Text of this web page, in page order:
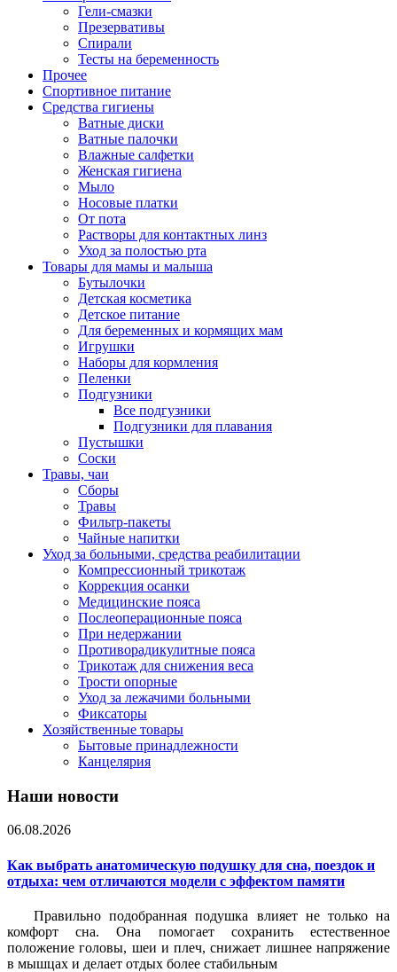
Гели-смазки
Презервативы
Спирали
Тесты на беременность
Прочее
Спортивное питание
Средства гигиены
Ватные диски
Ватные палочки
Влажные салфетки
Женская гигиена
Мыло
Носовые платки
От пота
Растворы для контактных линз
Уход за полостью рта
Товары для мамы и малыша
Бутылочки
Детская косметика
Детское питание
Для беременных и кормящих мам
Игрушки
Наборы для кормления
Пеленки
Подгузники
Все подгузники
Подгузники для плавания
Пустышки
Соски
Травы, чаи
Сборы
Травы
Фильтр-пакеты
Чайные напитки
Уход за больными, средства реабилитации
Компрессионный трикотаж
Коррекция осанки
Медицинские пояса
Послеоперационные пояса
При недержании
Противорадикулитные пояса
Трикотаж для снижения веса
Трости опорные
Уход за лежачими больными
Фиксаторы
Хозяйственные товары
Бытовые принадлежности
Канцелярия
Наши новости
06.08.2026
Как выбрать анатомическую подушку для сна, поездок и
отдыха: чем отличаются модели с эффектом памяти
Правильно подобранная подушка влияет не только на
комфорт сна. Она помогает сохранить естественное
положение головы, шеи и плеч, снижает лишнее напряжение
в мышцах и делает отдых более стабильным